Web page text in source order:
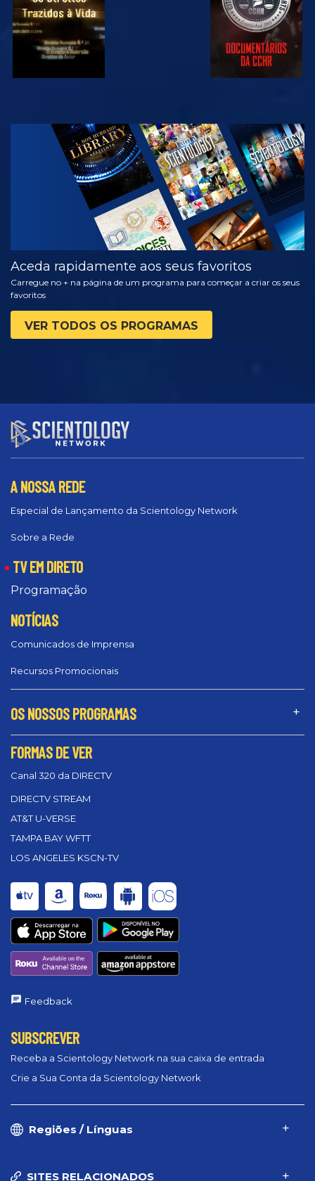
VER
EXPLORAR A
SÉRIE
Aceda rapidamente aos seus favoritos
Carregue no + na página de um programa para começar a criar os seus
favoritos
VER TODOS OS PROGRAMAS
A NOSSA REDE
Especial de Lançamento da Scientology Network
Sobre a Rede
TV EM DIRETO
Programação
NOTÍCIAS
Comunicados de Imprensa
Recursos Promocionais
OS NOSSOS PROGRAMAS
FORMAS DE VER
Canal 320 da DIRECTV
DIRECTV STREAM
AT&T U-VERSE
TAMPA BAY WFTT
LOS ANGELES KSCN-TV
Feedback
SUBSCREVER
Receba a Scientology Network na sua caixa de entrada
Crie a Sua Conta da Scientology Network
Regiões / Línguas
SITES RELACIONADOS